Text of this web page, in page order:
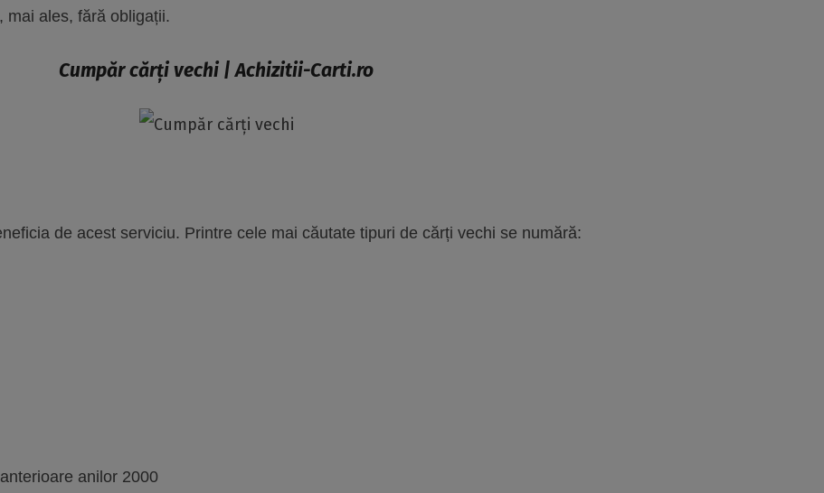
mai ales, fără obligații.
Cumpăr cărți vechi | Achizitii-Carti.ro
de acest serviciu. Printre cele mai căutate tipuri de cărți vechi se numără:
anilor 2000